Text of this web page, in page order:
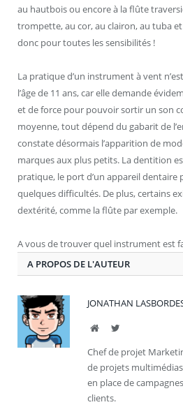
au hautbois ou encore à la flûte
trompette, au cor, au clairon, au tuba
donc pour toutes les sensibilités !
La pratique d’un instrument à vent
l’âge de 11 ans, car elle demande
et de force pour pouvoir sortir un son
moyenne, tout dépend du gabarit de
constate désormais l’apparition de
marques aux plus petits. La dentition
pratique, le port d’un appareil
quelques difficultés. De plus, certains
dextérité, comme la flûte par exemple.
A vous de trouver quel instrument est
A PROPOS DE L'AUTEUR
JONATHAN
Site Twitter
Chef de projet
de projets
en place de
clients.